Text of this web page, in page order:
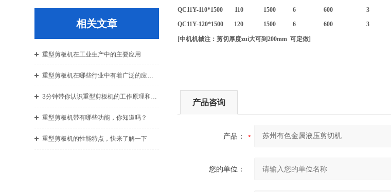
相关文章
重型剪板机在工业生产中的主要应用
重型剪板机在哪些行业中有着广泛的应用？
3分钟带你认识重型剪板机的工作原理和使用准则
重型剪板机带有哪些功能，你知道吗？
重型剪板机的性能特点，快来了解一下
QC11Y-110*1500
110 1500 6 600 3
QC11Y-120*1500
120 1500 6 600 3
[中机机械注：剪切厚度zui大可到200mm 可定做]
产品咨询
产品：
您的单位：